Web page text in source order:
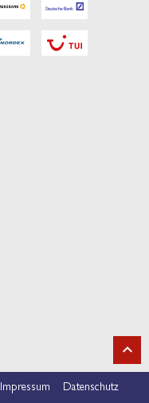
Impressum Datenschutz